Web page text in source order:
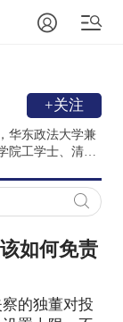
+关注
华东政法大学兼
工学士、清华
海分所执行主任
如何免责
的独董对投